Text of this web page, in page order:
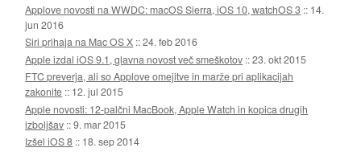
Applove novosti na WWDC: macOS Sierra, iOS 10, watchOS 3 :: 14.
jun 2016
Siri prihaja na Mac OS X ::24. feb 2016
Apple izdal iOS 9.1, glavna novost več smeškotov ::23. okt 2015
FTC preverja, ali so Applove omejitve in marže pri aplikacijah
zakonite :: 12. jul 2015
Apple novosti: 12-palčni MacBook, Apple Watch in kopica drugih
izboljšav ::9. mar 2015
Izšel iOS 8 :: 18. sep 2014